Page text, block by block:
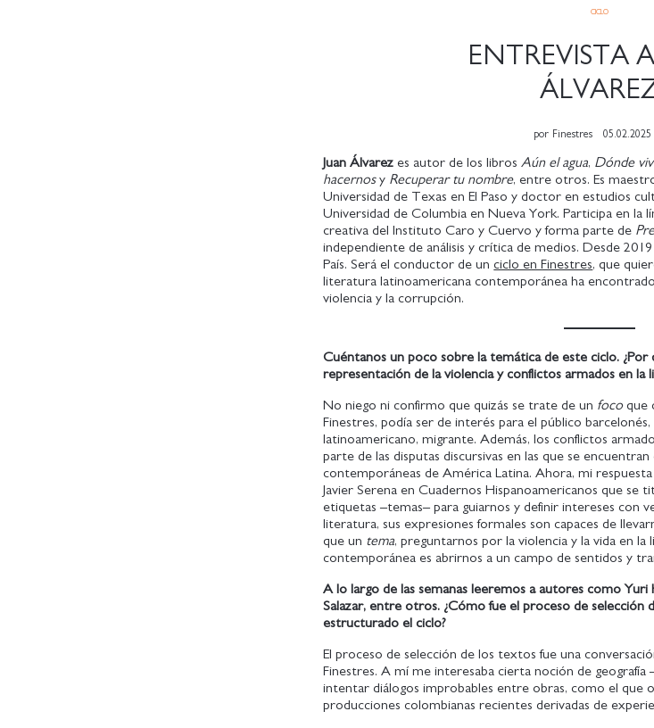
CICLO
ENTREVISTA
por Finestres 05.02.2025
Juan Álvarez es autor de los librosAún el agua, Dónde
hacernosy Recuperar tu nombre, entre otros. Es
Universidad de Texas en El Paso y doctor en estudios
Universidad de Columbia en Nueva York. Participa en la
creativa del Instituto Caro y Cuervo y forma parte de
independiente de análisis y crítica de medios. Desde
País. Será el conductor de unciclo en Finestres, que
literatura latinoamericana contemporánea ha
violencia y la corrupción.
Cuéntanos un poco sobre la temática de este ciclo.
representación de la violencia y conflictos armados en la
No niego ni confirmo que quizás se trate de un focoque
Finestres, podía ser de interés para el público
latinoamericano, migrante. Además, los conflictos
parte de las disputas discursivas en las que se
contemporáneas de América Latina. Ahora, mi
Javier Serena en Cuadernos Hispanoamericanos que se
etiquetas –temas– para guiarnos y definir intereses con
literatura, sus expresiones formales son capaces de
que un tema, preguntarnos por la violencia y la vida en
contemporánea es abrirnos a un campo de sentidos y
A lo largo de las semanas leeremos a autores como
Salazar, entre otros. ¿Cómo fue el proceso de selección
estructurado el ciclo?
El proceso de selección de los textos fue una
Finestres. A mí me interesaba cierta noción de
intentar diálogos improbables entre obras, como el que
producciones colombianas recientes derivadas de